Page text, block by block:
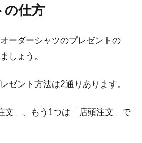
の仕方
ーダーシャツのプレゼントの
しょう。
ゼント方法は2通りあります。
文」、もう1つは「店頭注文」で